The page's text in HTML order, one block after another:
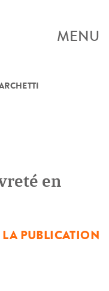
MENU
en
PUBLICATION